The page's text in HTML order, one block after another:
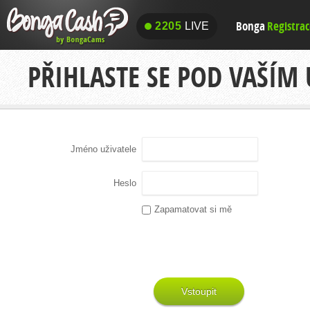
2205 LIVE
2205 LIVE Bonga
PŘIHLASTE SE POD VAŠÍM
Jméno uživatele
Heslo
Zapamatovat si mě
Vstoupit